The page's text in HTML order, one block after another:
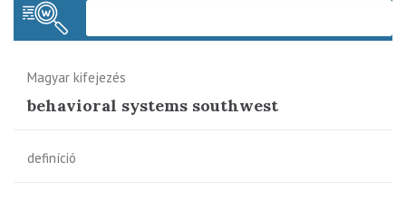
Magyar kifejezés
behavioral systems southwest
definíció